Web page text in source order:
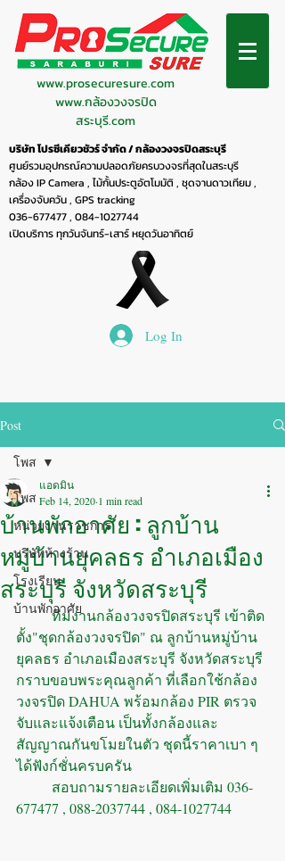
www.prosecuresure.com
www.กล้องวงจรปิด
สระบุรี.com
บริษัท โปรซีเคียวชัวร์ จำกัด / กล้องวงจรปิดสระบุรี
ศูนย์รวมอุปกรณ์ความปลอดภัยครบวงจรที่สุดในสระบุรี
กล้อง IP Camera , ไม้กั้นประตูอัตโมมัติ , ชุดจานดาวเทียม ,
เครื่องจับควัน , GPS tracking
036-677477, 084-1027744
เปิดบริการ ทุกวันจันทร์-เสาร์ หยุดวันอาทิตย์
Log In
Post
โพส
หน่วยงานราชการ
บริษัทห้างร้าน
โรงเรียน
บ้านพักอาศัย
โพส
บ้านพักอาศัย : ลูกบ้าน
หมู่บ้านยุคลธร อำเภอเมือง
สระบุรี จังหวัดสระบุรี
แอดมิน
Feb 14, 2020 1 min read
	ทีมงานกล้องวงจรปิดสระบุรี เข้าติด
ตั้ง"ชุดกล้องวงจรปิด" ณ ลูกบ้านหมู่บ้าน
ยุคลธร อำเภอเมืองสระบุรี จังหวัดสระบุรี
กราบขอบพระคุณลูกค้า ที่เลือกใช้กล้อง
วงจรปิด DAHUA พร้อมกล้อง PIR ตรวจ
จับและแจ้งเตือน เป็นทั้งกล้องและ
สัญญาณกันขโมยในตัว ชุดนี้ราคาเบา ๆ
ได้ฟังก์ชั่นครบครัน
677477 , 088-2037744 , 084-1027744